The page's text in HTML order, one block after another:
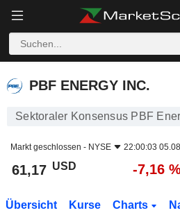
PBF ENERGY INC.
PBF ENERGY INC.
Sektoraler Konsensus PBF
Markt geschlossen - NYSE 22:00:03
61,17 USD -7,16
Übersicht Kurse Charts